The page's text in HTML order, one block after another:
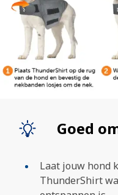
Goed
Laat jouw hond
ThunderShirt